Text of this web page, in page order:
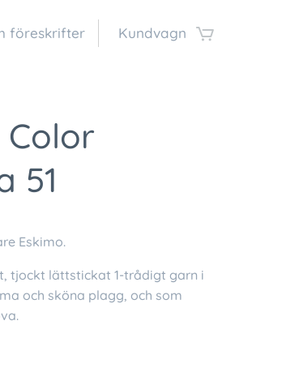
föreskrifter Kundvagn
Color
51
Eskimo.
tjockt lättstickat 1-trådigt garn i
och sköna plagg, och som